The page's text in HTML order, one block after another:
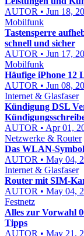
AUTOR • Jun 18,
Mobilfunk
Tastensperre
schnell und sicher
AUTOR • Jun 17,
Mobilfunk
Häufige iPhone 12
AUTOR • Jun 08,
Internet & Glasfaser
Kündigung DSL
AUTOR • Apr 01,
Netzwerke & Router
Das WLAN-
AUTOR • May 04,
Internet & Glasfaser
Router mit SIM-
AUTOR • May 04,
Festnetz
Alles zur Vorwahl
Tipps
AUTOR • May 21,